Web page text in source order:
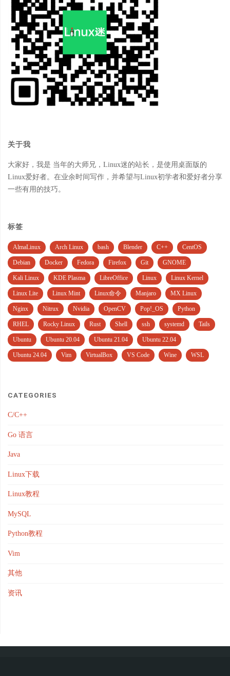
关于我
大家好，我是 当年的大师兄，Linux迷的站长，是使用桌面版的
Linux爱好者。在业余时间写作，并希望与Linux初学者和爱好者分享
一些有用的技巧。
标签
AlmaLinux Arch Linux bash Blender C++ CentOS
Debian Docker Fedora Firefox Git GNOME
Kali Linux KDE Plasma LibreOffice Linux Linux Kernel
Linux Lite Linux Mint Linux命令 Manjaro MX Linux
Nginx Nitrux Nvidia OpenCV Pop!_OS Python
RHEL Rocky Linux Rust Shell ssh systemd Tails
Ubuntu Ubuntu 20.04 Ubuntu 21.04 Ubuntu 22.04
Ubuntu 24.04 Vim VirtualBox VS Code Wine WSL
CATEGORIES
C/C++
Go 语言
Java
Linux下载
Linux教程
MySQL
Python教程
Vim
其他
资讯